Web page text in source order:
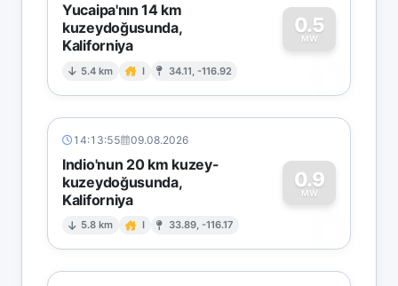
Yucaipa'nın 14 km
kuzeydoğusunda,
Kaliforniya
5.4 km I 34.11, -116.92
0.5
MW
0
14:13:55 09.08.2026
Indio'nun 20 km kuzey-
kuzeydoğusunda,
Kaliforniya
5.8 km I 33.89, -116.17
0.9
MW
0